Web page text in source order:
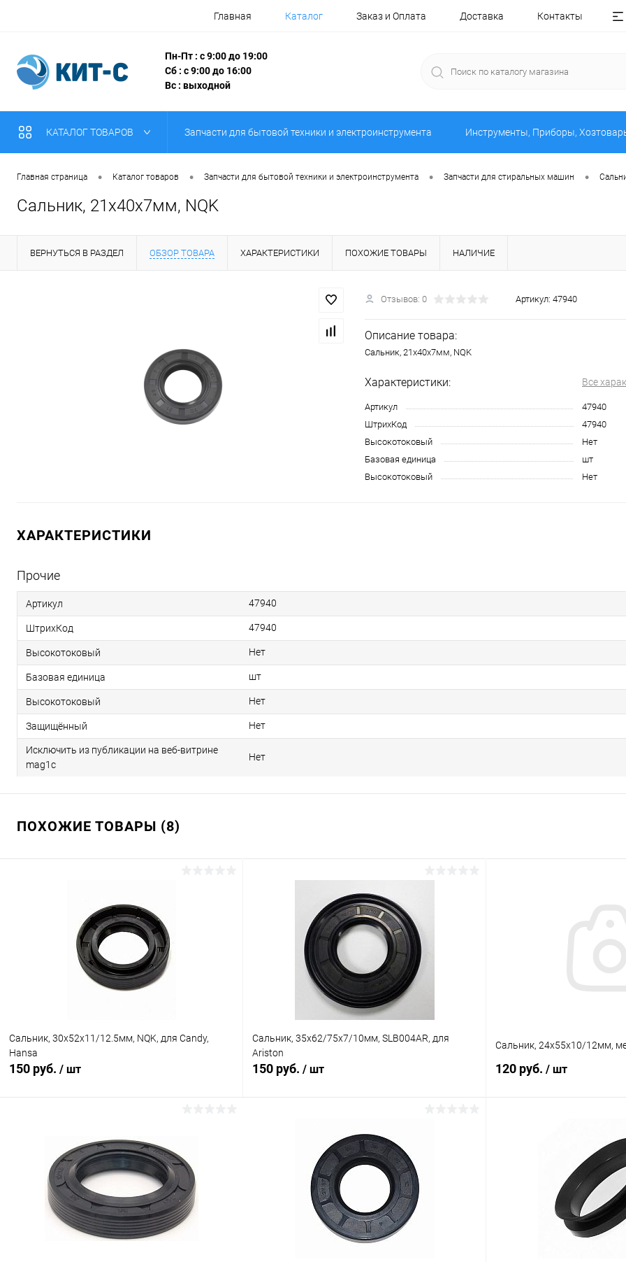
Главная Каталог Заказ и Оплата Доставка Контакты
Пн-Пт : с 9:00 до 19:00
Сб : с 9:00 до 16:00
Вс : выходной
КАТАЛОГ ТОВАРОВ Запчасти для бытовой техники и электроинструмента Инструменты, Приборы,
Главная страница • Каталог товаров • Запчасти для бытовой техники и электроинструмента • Запчасти для стиральных машин •
Сальник, 21х40х7мм, NQK
ВЕРНУТЬСЯ В РАЗДЕЛ ОБЗОР ТОВАРА ХАРАКТЕРИСТИКИ ПОХОЖИЕ ТОВАРЫ НАЛИЧИЕ
Отзывов: 0 Артикул: 47940
Описание товара:
Сальник, 21х40х7мм, NQK
Характеристики: Все
Артикул
47940
ШтрихКод
47940
Высокотоковый
Нет
Базовая единица
шт
Высокотоковый
Нет
ХАРАКТЕРИСТИКИ
Прочие
Артикул 47940
ШтрихКод 47940
Высокотоковый Нет
Базовая единица шт
Высокотоковый Нет
Защищённый Нет
Исключить из публикации на веб-витрине
mag1c
Нет
ПОХОЖИЕ ТОВАРЫ (8)
Сальник, 30х52х11/12.5мм, NQK, для Candy,
Hansa
150 руб. / шт
Сравнение
В избранное В наличии (4)
Сальник, 35х62/75х7/10мм, SLB004AR, для
Ariston
150 руб. / шт
В избранное В наличии (1)
Сальник, 24х55х10/12мм,
120 руб. / шт